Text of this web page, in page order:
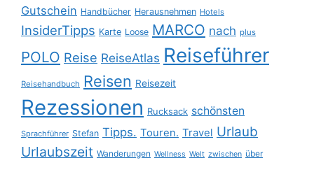
Gutschein Handbücher Herausnehmen Hotels
InsiderTipps Karte Loose MARCO nach plus
POLO Reise ReiseAtlas Reiseführer
Reisehandbuch Reisen Reisezeit
Rezessionen Rucksack schönsten
Sprachführer Stefan Tipps. Touren. Travel Urlaub
Urlaubszeit Wanderungen Wellness Welt zwischen über